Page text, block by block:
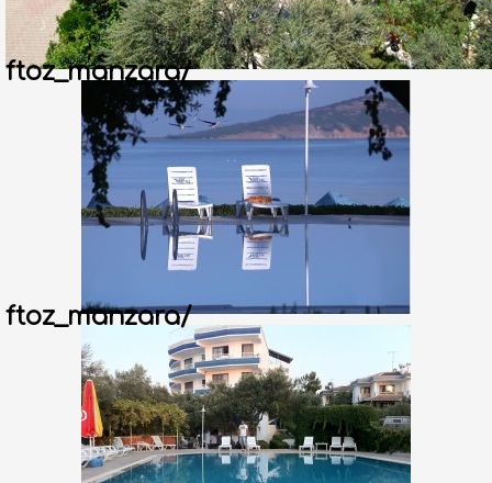
ftoz_manzara/
ftoz_manzara/